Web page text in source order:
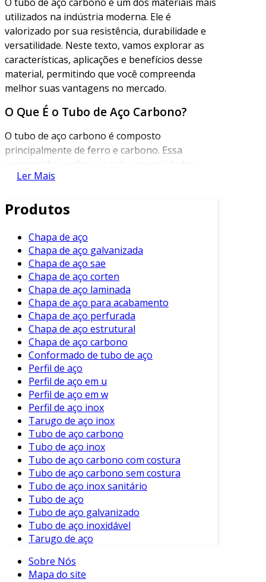
utilizados na indústria moderna. Ele é
valorizado por sua resistência, durabilidade e
versatilidade. Neste texto, vamos explorar as
características, aplicações e benefícios desse
material, permitindo que você compreenda
melhor suas vantagens no mercado.
O Que É o Tubo de Aço Carbono?
O tubo de aço carbono é composto
principalmente de ferro e carbono. Essa
composição confere ao tubo propriedades
mecânicas excepcionais. Os teores de carbono
de resistência e maleabilidade.
Além disso, o tubo pode ser encontrado em
diversas formas, como redondo, quadrado ou
retangular. Essa variedade facilita sua aplicação
em vários setores. A escolha do tipo de tubo
dependerá das necessidades específicas de cada
projeto.
Principais Características
As características do tubo de aço carbono são
algumas das razões pelas quais ele é tão
popular. Entre os principais atributos,
destacam-se:
Alta Resistência: Suportam altas
pressões e esforços mecânicos.
Durabilidade: Possuem uma vida útil
longa, reduzindo a necessidade de
substituições frequentes.
Custo-Benefício
equilíbrio entre custo e desempenho.
Versatilidade: Podem ser utilizados em
diferentes setores industriais, desde
construção até petróleo e gás.
Soldabilidade
Ler Mais
Produtos
Chapa de aço
Chapa de aço galvanizada
Chapa de aço sae
Chapa de aço corten
Chapa de aço laminada
Chapa de aço para acabamento
Chapa de aço perfurada
Chapa de aço estrutural
Chapa de aço carbono
Conformado de tubo de aço
Perfil de aço
Perfil de aço em u
Perfil de aço em w
Perfil de aço inox
Tarugo de aço inox
Tubo de aço carbono
Tubo de aço inox
Tubo de aço carbono com costura
Tubo de aço carbono sem costura
Tubo de aço inox sanitário
Tubo de aço
Tubo de aço galvanizado
Tubo de aço inoxidável
Tarugo de aço
Sobre Nós
Mapa do site